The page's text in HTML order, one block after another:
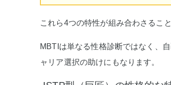
これら4つの特性が組み合わさるこ
MBTIは単なる性格診断ではなく、
ャリア選択の助けにもなります。